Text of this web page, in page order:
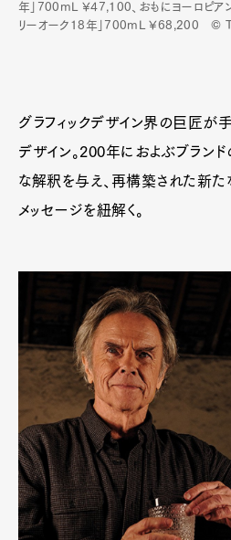
Art&DesignWatch
ProductCulture
年」700mL ¥47,100、おもにヨーロピアン
リーオーク18年」700mL ¥68,200 ©
グラフィックデザイン界の巨匠が
デザイン。200年におよぶブラン
な解釈を与え、再構築された新た
メッセージを紐解く。